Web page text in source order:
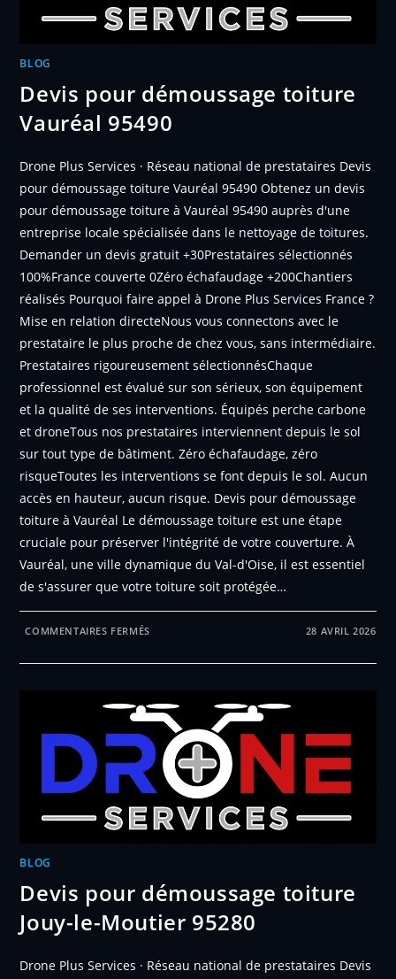
BLOG
Devis pour démoussage toiture
Vauréal 95490
Drone Plus Services · Réseau national de prestataires Devis
pour démoussage toiture Vauréal 95490 Obtenez un devis
pour démoussage toiture à Vauréal 95490 auprès d'une
entreprise locale spécialisée dans le nettoyage de toitures.
Demander un devis gratuit +30Prestataires sélectionnés
100%France couverte 0Zéro échafaudage +200Chantiers
réalisés Pourquoi faire appel à Drone Plus Services France ?
Mise en relation directeNous vous connectons avec le
prestataire le plus proche de chez vous, sans intermédiaire.
Prestataires rigoureusement sélectionnésChaque
professionnel est évalué sur son sérieux, son équipement
et la qualité de ses interventions. Équipés perche carbone
et droneTous nos prestataires interviennent depuis le sol
sur tout type de bâtiment. Zéro échafaudage, zéro
risqueToutes les interventions se font depuis le sol. Aucun
accès en hauteur, aucun risque. Devis pour démoussage
toiture à Vauréal Le démoussage toiture est une étape
cruciale pour préserver l'intégrité de votre couverture. À
Vauréal, une ville dynamique du Val-d'Oise, il est essentiel
de s'assurer que votre toiture soit protégée…
COMMENTAIRES FERMÉSSUR
DÉMOUSSAGE
28 AVRIL 2026
BLOG
Devis pour démoussage toiture
Jouy-le-Moutier 95280
Drone Plus Services · Réseau national de prestataires Devis